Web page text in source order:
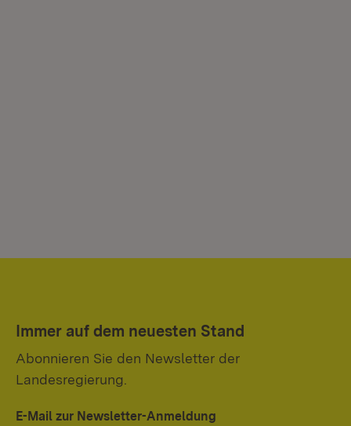
Immer auf dem neuesten Stand
Abonnieren Sie den Newsletter der
Landesregierung.
E-Mail zur Newsletter-Anmeldung